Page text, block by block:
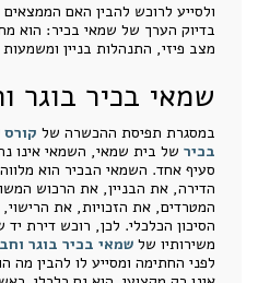
ולסייע לרוכש להבין האם
בדיוק הערך של שמאי בכיר: הוא
מצב פיזי, התנהלות בניין
שמאי בכיר בוגר
במסגרת תפיסת ההכשרה של
בכיר של בית שמאי, השמאי אינו
סעיף אחד. השמאי הבכיר הוא
הדירה, את הבניין, את הרכוש
המטרדים, את הזכויות, את
הסיכון הכלכלי. לכן, רוכש דירת יד
משירותיו של שמאי בכיר בוגר
לפני החתימה ומסייע לו להבין מה